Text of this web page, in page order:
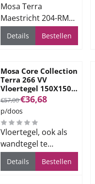
Mosa Terra
Maestricht 204-RM
15x15cm agaatgrijs. (
RM = Antislip )
Details Bestellen
Mosa Core Collection
Terra 266 VV
Vloertegel 150X150
Lichtbeige 7,5mm
Mat R10
Van 57,00 voor 36,68
€57,00€36,68
p/doos
Vloertegel, ook als
wandtegel te
gebruiken, voor alle
ruimtes
Details Bestellen